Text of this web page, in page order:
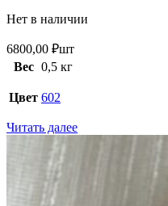
Нет в наличии
6800,00 ₽шт
Вес 0,5 кг
Цвет 602
Читать далее